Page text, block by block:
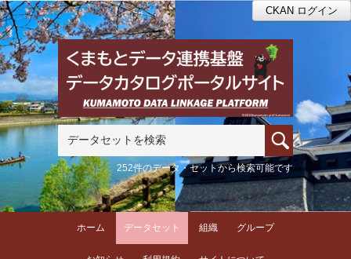
CKAN ログイン
252件のデータ・セットから検索可能です
ホーム データセット 組織 グループ